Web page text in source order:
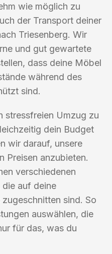
wie möglich zu
der Transport deiner
Triesenberg. Wir
und gut gewartete
dass deine Möbel
während des
sind.
stressfreien Umzug zu
dein Budget
wir darauf, unsere
Preisen anzubieten.
verschiedenen
auf deine
sind. So
auswählen, die
für das, was du